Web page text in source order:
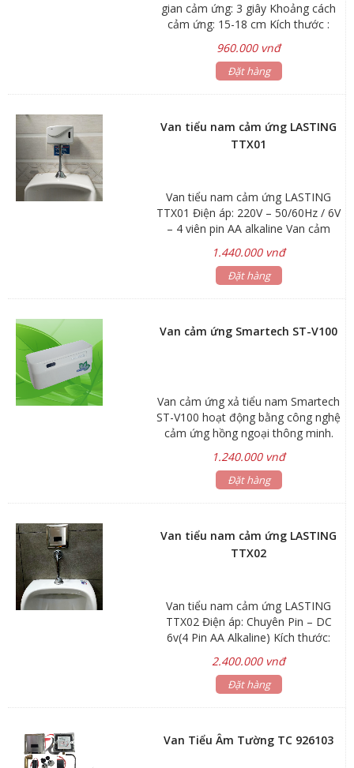
gian cảm ứng: 3 giây Khoảng cách
cảm ứng: 15-18 cm Kích thước :
rộng 12 x cao 9 x dày 7 cm cao cả
ống nối: 27cm Điện áp: DC 6V – 4
pin AA/AC220V (6V) Áp lực nước:
giúp tiết kiệm nước. Chế độ tạm
dừng hoạt động trong trường hợp
vệ sinh thiết bị, sửa chữa đường
960.000 vnđ
Đặt hàng
Van tiểu nam cảm ứng LASTING
TTX01
Van tiểu nam cảm ứng LASTING
TTX01 Điện áp: 220V – 50/60Hz / 6V
– 4 viên pin AA alkaline Van cảm
ứng tự động xả nước cho bồn tiểu
nam. Nước sử dụng: nước sạch
không cặn bẩn Kích thước : 135 x 95
1.440.000 vnđ
Đặt hàng
Van cảm ứng Smartech ST-V100
Van cảm ứng xả tiểu nam Smartech
ST-V100 hoạt động bằng công nghệ
cảm ứng hồng ngoại thông minh.
Với thiết bị này, bồn tiểu sẽ tự động
xả nước sau khi có người sử dụng
mà không cần phải ấn vào nút xả
1.240.000 vnđ
Đặt hàng
Van tiểu nam cảm ứng LASTING
TTX02
Van tiểu nam cảm ứng LASTING
TTX02 Điện áp: Chuyên Pin – DC
6v(4 Pin AA Alkaline) Kích thước:
132 x 85 x 160mm Trọng lượng: 1.5
kg Tuổi thọ pin: 100.000 lần sử dụng
Khoảng cách cảm ứng tối ưu: 30 –
2.400.000 vnđ
Đặt hàng
Van Tiểu Âm Tường TC 926103